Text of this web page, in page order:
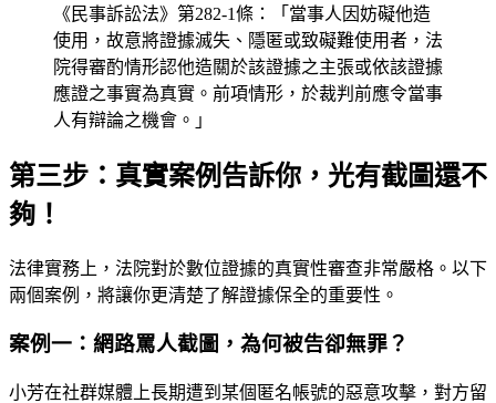
《民事訴訟法》第282-1條：「當事人因妨礙他造
使用，故意將證據滅失、隱匿或致礙難使用者，法
院得審酌情形認他造關於該證據之主張或依該證據
應證之事實為真實。前項情形，於裁判前應令當事
人有辯論之機會。」
第三步：真實案例告訴你，光有截圖還不
夠！
法律實務上，法院對於數位證據的真實性審查非常嚴格。以下
兩個案例，將讓你更清楚了解證據保全的重要性。
案例一：網路罵人截圖，為何被告卻無罪？
小芳在社群媒體上長期遭到某個匿名帳號的惡意攻擊，對方留